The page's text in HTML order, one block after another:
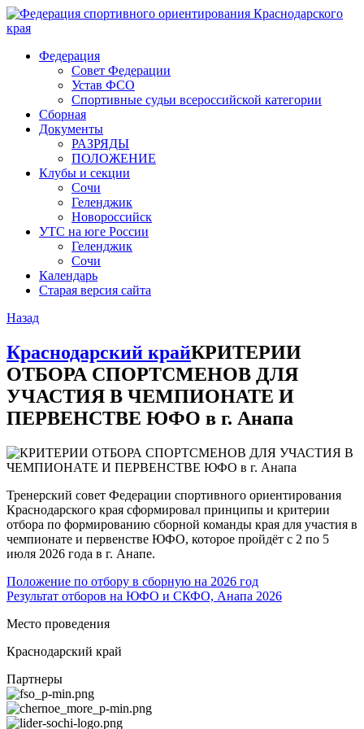
Федерация
Совет Федерации
Устав ФСО
Спортивные судьи всероссийской категории
Сборная
Документы
РАЗРЯДЫ
ПОЛОЖЕНИЕ
Клубы и секции
Сочи
Геленджик
Новороссийск
УТС на юге России
Геленджик
Сочи
Календарь
Старая версия сайта
Назад
Краснодарский крайКРИТЕРИИ
ОТБОРА СПОРТСМЕНОВ ДЛЯ
УЧАСТИЯ В ЧЕМПИОНАТЕ И
ПЕРВЕНСТВЕ ЮФО в г. Анапа
Тренерский совет Федерации спортивного ориентирования
Краснодарского края сформировал принципы и критерии
отбора по формированию сборной команды края для участия в
чемпионате и первенстве ЮФО, которое пройдёт с 2 по 5
июля 2026 года в г. Анапе.
Положение по отбору в сборную на 2026 год
Результат отборов на ЮФО и СКФО, Анапа 2026
Место проведения
Краснодарский край
Партнеры